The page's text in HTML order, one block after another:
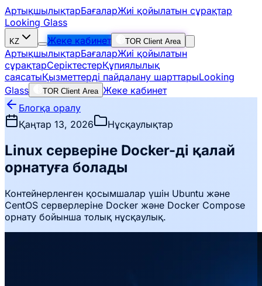
АртықшылықтарБағаларЖиі қойылатын сұрақтар
Looking Glass
KZ Жеке кабинет TOR Client Area
АртықшылықтарБағаларЖиі қойылатын
сұрақтарСеріктестерҚұпиялылық
саясатыҚызметтерді пайдалану шарттарыLooking
Glass
TOR Client Area Жеке кабинет
Блогқа оралу
Қаңтар 13, 2026
Нұсқаулықтар
Linux серверіне Docker-ді қалай
орнатуға болады
Контейнерленген қосымшалар үшін Ubuntu және
CentOS серверлеріне Docker және Docker Compose
орнату бойынша толық нұсқаулық.